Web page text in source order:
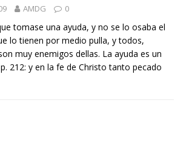
AMDG 0
tomase una ayuda, y no se lo osaba el
lo tienen por medio pulla, y todos,
muy enemigos dellas. La ayuda es un
212: y en la fe de Christo tanto pecado